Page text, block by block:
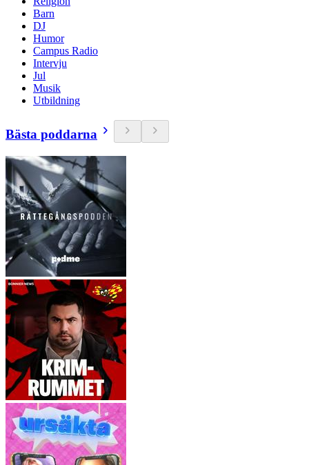
Barn
DJ
Humor
Campus Radio
Intervju
Jul
Musik
Utbildning
Bästa poddarna